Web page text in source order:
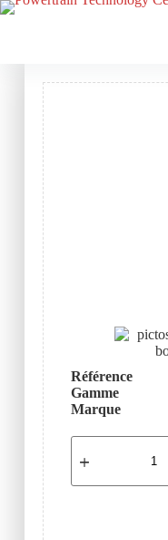
Référence
Gamme
Marque